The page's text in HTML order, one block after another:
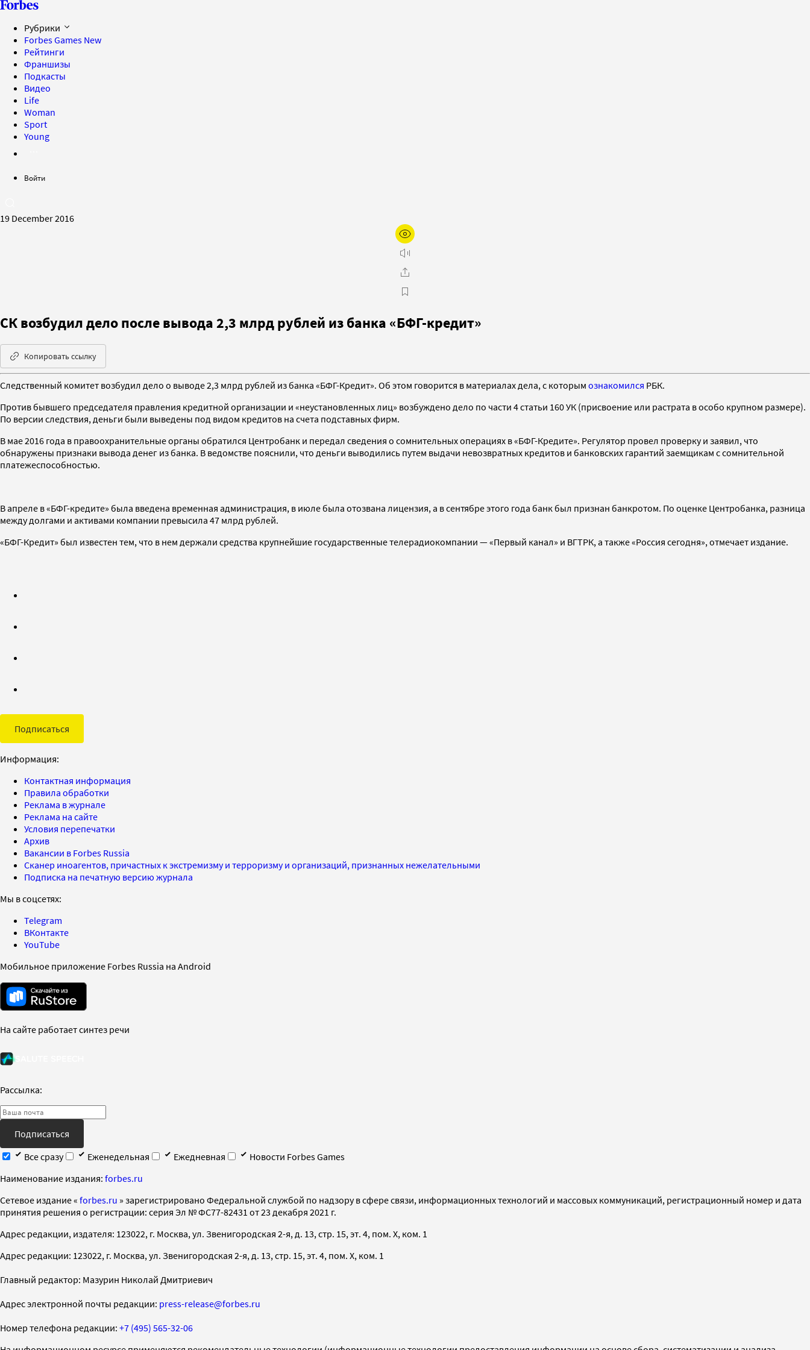
Рубрики
Forbes Games New
Рейтинги
Франшизы
Подкасты
Видео
Life
Woman
Sport
Young
Войти
19 December 2016
СК возбудил дело после вывода 2,3 млрд рублей из банка «БФГ-кредит»
Копировать ссылку
Следственный комитет возбудил дело о выводе 2,3 млрд рублей из банка «БФГ-Кредит». Об этом говорится в материалах дела, с которым ознакомился РБК.
Против бывшего председателя правления кредитной организации и «неустановленных лиц» возбуждено дело по части 4 статьи 160 УК (присвоение или растрата в особо крупном размере).
По версии следствия, деньги были выведены под видом кредитов на счета подставных фирм.
В мае 2016 года в правоохранительные органы обратился Центробанк и передал сведения о сомнительных операциях в «БФГ-Кредите». Регулятор провел проверку и заявил, что
обнаружены признаки вывода денег из банка. В ведомстве пояснили, что деньги выводились путем выдачи невозвратных кредитов и банковских гарантий заемщикам с сомнительной
платежеспособностью.
В апреле в «БФГ-кредите» была введена временная администрация, в июле была отозвана лицензия, а в сентябре этого года банк был признан банкротом. По оценке Центробанка, разница
между долгами и активами компании превысила 47 млрд рублей.
«БФГ-Кредит» был известен тем, что в нем держали средства крупнейшие государственные телерадиокомпании — «Первый канал» и ВГТРК, а также «Россия сегодня», отмечает издание.
Подписаться
Информация:
Контактная информация
Правила обработки
Реклама в журнале
Реклама на сайте
Условия перепечатки
Архив
Вакансии в Forbes Russia
Сканер иноагентов, причастных к экстремизму и терроризму и организаций, признанных нежелательными
Подписка на печатную версию журнала
Мы в соцсетях:
Telegram
ВКонтакте
YouTube
Мобильное приложение Forbes Russia на Android
На сайте работает синтез речи
Рассылка:
Подписаться
Все сразу
Еженедельная Ежедневная
Новости Forbes Games
Наименование издания: forbes.ru
Cетевое издание « forbes.ru » зарегистрировано Федеральной службой по надзору в сфере связи, информационных технологий и массовых коммуникаций, регистрационный номер и дата
принятия решения о регистрации: серия Эл № ФС77-82431 от 23 декабря 2021 г.
Адрес редакции, издателя: 123022, г. Москва, ул. Звенигородская 2-я, д. 13, стр. 15, эт. 4, пом. X, ком. 1
Адрес редакции: 123022, г. Москва, ул. Звенигородская 2-я, д. 13, стр. 15, эт. 4, пом. X, ком. 1
Главный редактор: Мазурин Николай Дмитриевич
Адрес электронной почты редакции: press-release@forbes.ru
Номер телефона редакции: +7 (495) 565-32-06